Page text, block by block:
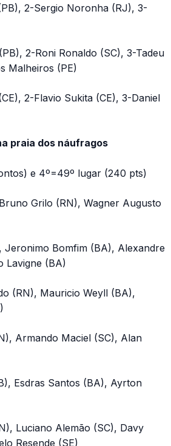
2-Sergio Noronha (RJ), 3-
2-Roni Ronaldo (SC), 3-Tadeu
Malheiros (PE)
2-Flavio Sukita (CE), 3-Daniel
praia dos náufragos
e 4º=49º lugar (240 pts)
Grilo (RN), Wagner Augusto
Jeronimo Bomfim (BA), Alexandre
Lavigne (BA)
(RN), Mauricio Weyll (BA),
Armando Maciel (SC), Alan
Esdras Santos (BA), Ayrton
Luciano Alemão (SC), Davy
Resende (SE)